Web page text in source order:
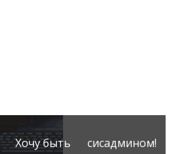
Хочу быть сисадмином!